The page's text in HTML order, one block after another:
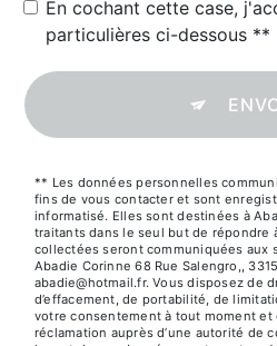
En cochant cette case,
particulières ci-dessous **
** Les données personnelles
fins de vous contacter et sont
informatisé. Elles sont destinées à
traitants dans le seul but de répondre
collectées seront communiquées aux
Abadie Corinne 68 Rue Salengro,,
abadie@hotmail.fr. Vous disposez de
d’effacement, de portabilité, de
votre consentement à tout moment et
réclamation auprès d’une autorité de